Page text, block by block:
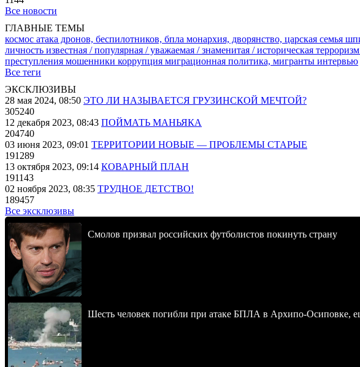
Все новости
ГЛАВНЫЕ ТЕМЫ
космос атака дронов, беспилотников, бпла монархия, дворянство, царская семья
личность известная / популярная / уважаемая / знаменитая / историческая терроризм
преступления мошенники коррупция миграционная политика, мигранты интервью
Все теги
ЭКСКЛЮЗИВЫ
28 мая 2024, 08:50 ЭТО ЛИ НАЗЫВАЕТСЯ ГРУЗИНСКОЙ МЕЧТОЙ?
305240
12 декабря 2023, 08:43 ПОЙМАТЬ МАНЬЯКА
204740
03 июня 2023, 09:01 ТЕРРИТОРИИ НОВЫЕ — ПРОБЛЕМЫ СТАРЫЕ
191289
13 октября 2023, 09:14 КОВАРНЫЙ ПЛАН
191143
02 ноября 2023, 08:35 ТРУДНОЕ ДЕТСТВО!
189457
Все эксклюзивы
Смолов призвал российских футболистов покинуть страну
Шесть человек погибли при атаке БПЛА в Архипо-Осиповке,